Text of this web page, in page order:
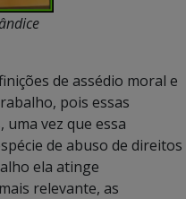
de assédio moral e
pois essas
vez que essa
de abuso de direitos
ela atinge
relevante, as